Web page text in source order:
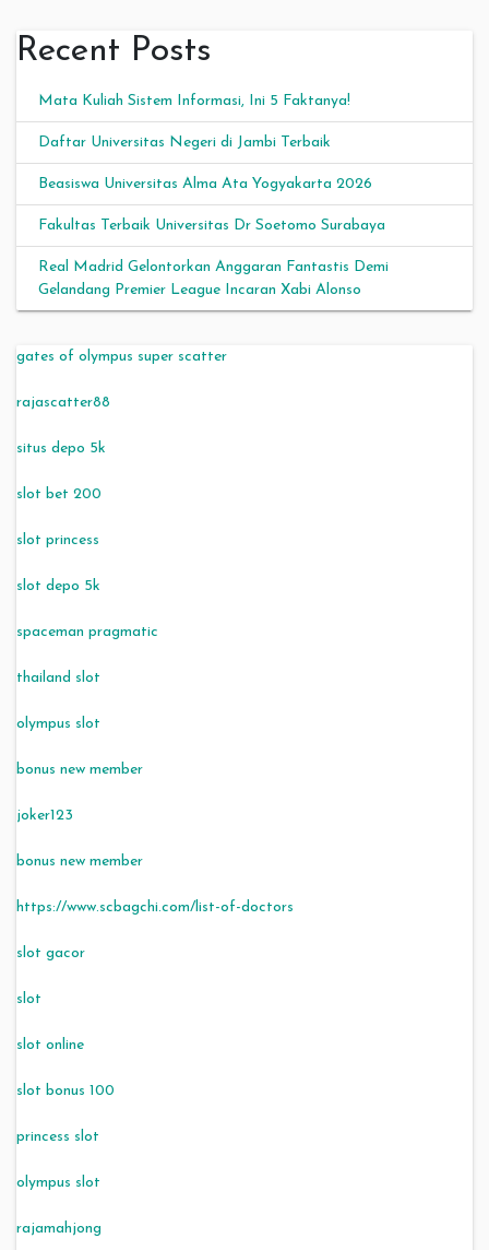
Recent Posts
Mata Kuliah Sistem Informasi, Ini 5 Faktanya!
Daftar Universitas Negeri di Jambi Terbaik
Beasiswa Universitas Alma Ata Yogyakarta 2026
Fakultas Terbaik Universitas Dr Soetomo Surabaya
Real Madrid Gelontorkan Anggaran Fantastis Demi
Gelandang Premier League Incaran Xabi Alonso
gates of olympus super scatter
rajascatter88
situs depo 5k
slot bet 200
slot princess
slot depo 5k
spaceman pragmatic
thailand slot
olympus slot
bonus new member
joker123
bonus new member
https://www.scbagchi.com/list-of-doctors
slot gacor
slot
slot online
slot bonus 100
princess slot
olympus slot
rajamahjong